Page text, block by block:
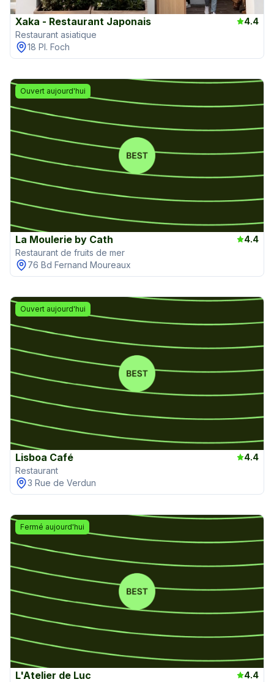
Xaka - Restaurant Japonais
4.4
Restaurant asiatique
18 Pl. Foch
Ouvert aujourd'hui
La Moulerie by Cath
4.4
Restaurant de fruits de mer
76 Bd Fernand Moureaux
Ouvert aujourd'hui
Lisboa Café
4.4
Restaurant
3 Rue de Verdun
Fermé aujourd'hui
L'Atelier de Luc
4.4